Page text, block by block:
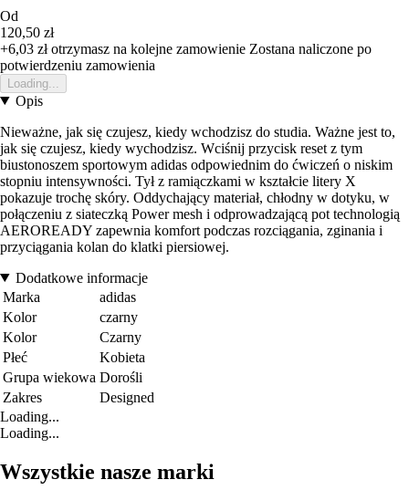
Od
120,50 zł
+6,03 złotrzymasz na kolejne zamowienie Zostana naliczone po
potwierdzeniu zamowienia
Loading...
Opis
Nieważne, jak się czujesz, kiedy wchodzisz do studia. Ważne jest to,
jak się czujesz, kiedy wychodzisz. Wciśnij przycisk reset z tym
biustonoszem sportowym adidas odpowiednim do ćwiczeń o niskim
stopniu intensywności. Tył z ramiączkami w kształcie litery X
pokazuje trochę skóry. Oddychający materiał, chłodny w dotyku, w
połączeniu z siateczką Power mesh i odprowadzającą pot technologią
AEROREADY zapewnia komfort podczas rozciągania, zginania i
przyciągania kolan do klatki piersiowej.
Dodatkowe informacje
Marka
adidas
Kolor
czarny
Kolor
Czarny
Płeć
Kobieta
Grupa wiekowa Dorośli
Zakres
Designed
Loading...
Loading...
Wszystkie nasze marki